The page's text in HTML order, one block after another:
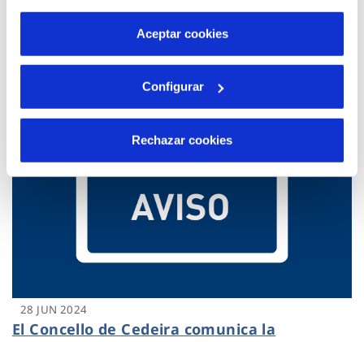
por tanto no se pueden desactivar. Puedes consultar
más información en nuestraPolítica de Cookies
Aceptar cookies
Configurar
Rechazar cookies
GAIN conocen los proyectos de innovación
que Cetaqua y Viaqua están desarrollando
en Galicia
28 JUN 2024
El Concello de Cedeira comunica la